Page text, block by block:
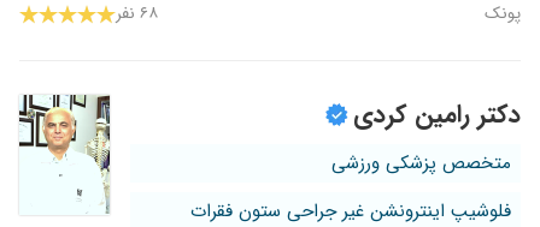
پونک ۶۸ نفر
دکتر رامین کردی
متخصص پزشکی ورزشی
فلوشیپ اینترونشن غیر جراحی ستون فقرات